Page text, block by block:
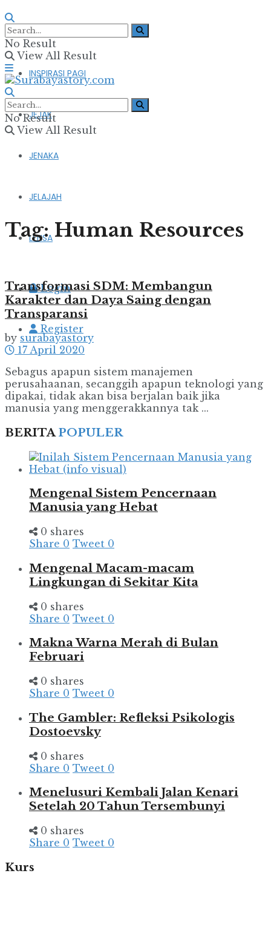
FIKSI & PUISI
INSPIRASI PAGI
JEJAK
JENAKA
JELAJAH
LENSA
Login
Register
No Result
View All Result
No Result
View All Result
Tag:Human Resources
Transformasi SDM: Membangun
Karakter dan Daya Saing dengan
Transparansi
by surabayastory
17 April 2020
Sebagus apapun sistem manajemen
perusahaanan, secanggih apapun teknologi yang
dipakai, tidak akan bisa berjalan baik jika
manusia yang menggerakkannya tak ...
BERITAPOPULER
Mengenal Sistem Pencernaan
Manusia yang Hebat
0 shares
Share 0 Tweet 0
Mengenal Macam-macam
Lingkungan di Sekitar Kita
0 shares
Share 0 Tweet 0
Makna Warna Merah di Bulan
Februari
0 shares
Share 0 Tweet 0
The Gambler: Refleksi Psikologis
Dostoevsky
0 shares
Share 0 Tweet 0
Menelusuri Kembali Jalan Kenari
Setelah 20 Tahun Tersembunyi
0 shares
Share 0 Tweet 0
Kurs